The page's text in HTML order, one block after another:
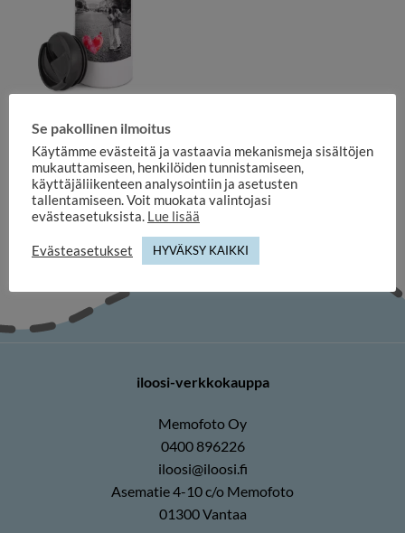
Valkoinen termosmuki
omalla kuvalla, teräs - 3,4 dl
20cm korkea
29,90€
iloosi-verkkokauppa
Memofoto Oy
0400 896226
iloosi@iloosi.fi
Asematie 4-10 c/o Memofoto
01300 Vantaa
Se pakollinen ilmoitus
Käytämme evästeitä ja vastaavia mekanismeja sisältöjen
mukauttamiseen, henkilöiden tunnistamiseen,
käyttäjäliikenteen analysointiin ja asetusten
tallentamiseen. Voit muokata valintojasi
evästeasetuksista. Lue lisää
Evästeasetukset HYVÄKSY KAIKKI